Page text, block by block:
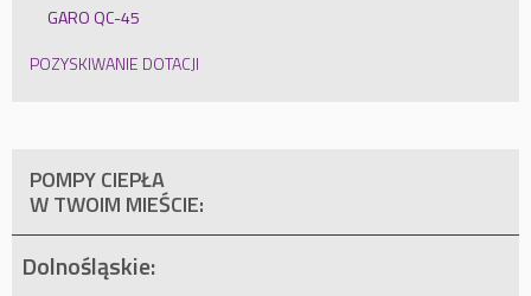
GARO QC-45
POZYSKIWANIE DOTACJI
POMPY CIEPŁA
W TWOIM MIEŚCIE:
Dolnośląskie: